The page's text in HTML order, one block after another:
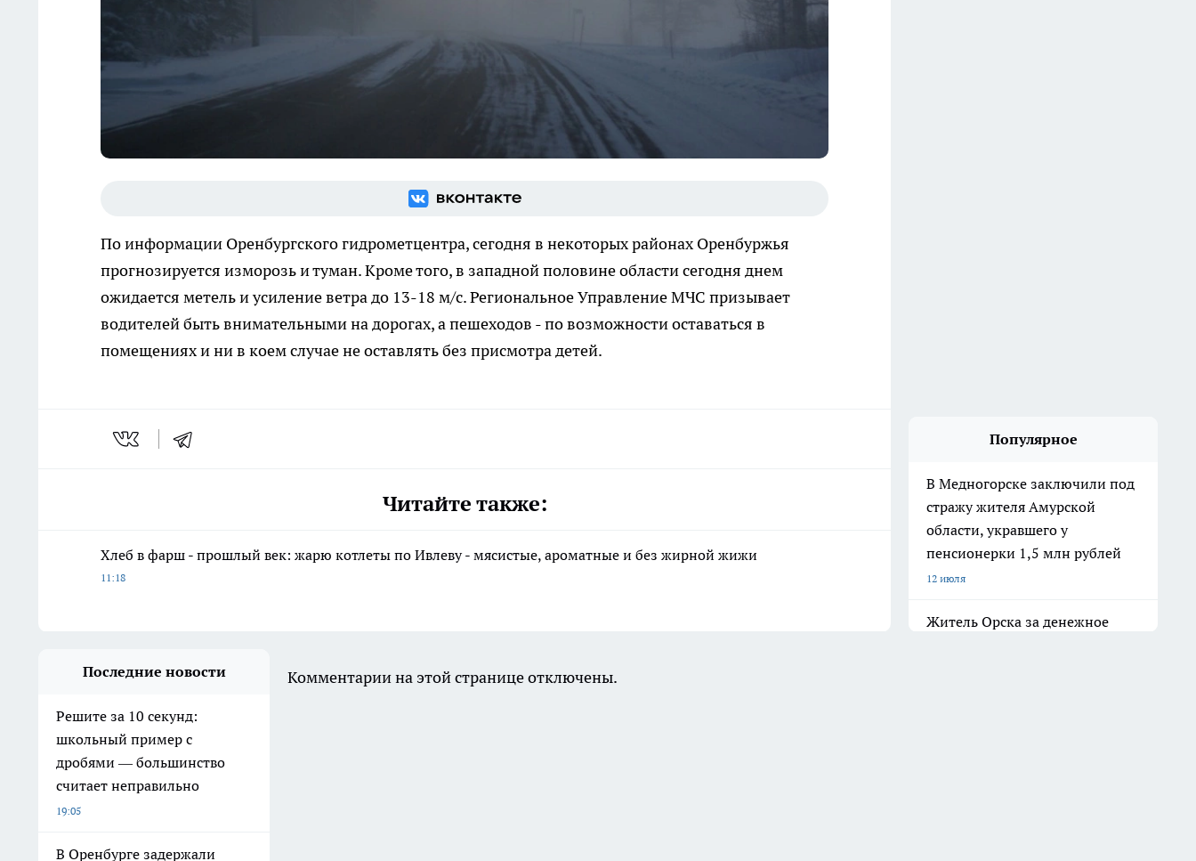
По информации Оренбургского гидрометцентра, сегодня в некоторых районах Оренбуржья
прогнозируется изморозь и туман. Кроме того, в западной половине области сегодня днем
ожидается метель и усиление ветра до 13-18 м/с. Региональное Управление МЧС призывает
водителей быть внимательными на дорогах, а пешеходов - по возможности оставаться в
помещениях и ни в коем случае не оставлять без присмотра детей.
Читайте также:
Хлеб в фарш - прошлый век: жарю котлеты по Ивлеву - мясистые, ароматные и без жирной жижи
11:18
Популярное
В Медногорске заключили под
стражу жителя Амурской
области, укравшего у
пенсионерки 1,5 млн рублей
12 июля
Житель Орска за денежное
Последние новости
Решите за 10 секунд:
школьный пример с
дробями — большинство
считает неправильно
19:05
В Оренбурге задержали
Комментарии на этой странице отключены.